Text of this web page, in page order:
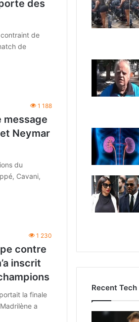
des
de
de
1 188
message
Neymar
du
Cavani,
1 230
contre
inscrit
la finale
a
Recent